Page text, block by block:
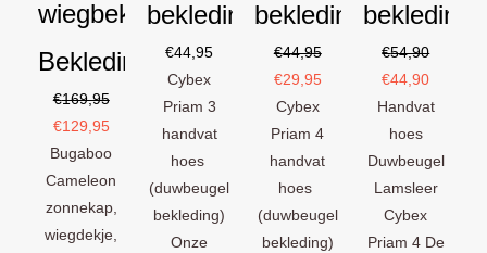
wiegbekleding
Bekledingset
€169,95
€129,95
Bugaboo
Cameleon
zonnekap,
wiegdekje,
bekleding)
€44,95
Cybex
Priam 3
handvat
hoes
(duwbeugel
bekleding)
Onze
bekleding)
€44,95
€29,95
Cybex
Priam 4
handvat
hoes
(duwbeugel
bekleding)
bekleding)
€54,90
€44,90
Handvat
hoes
Duwbeugel
Lamsleer
Cybex
Priam 4 De